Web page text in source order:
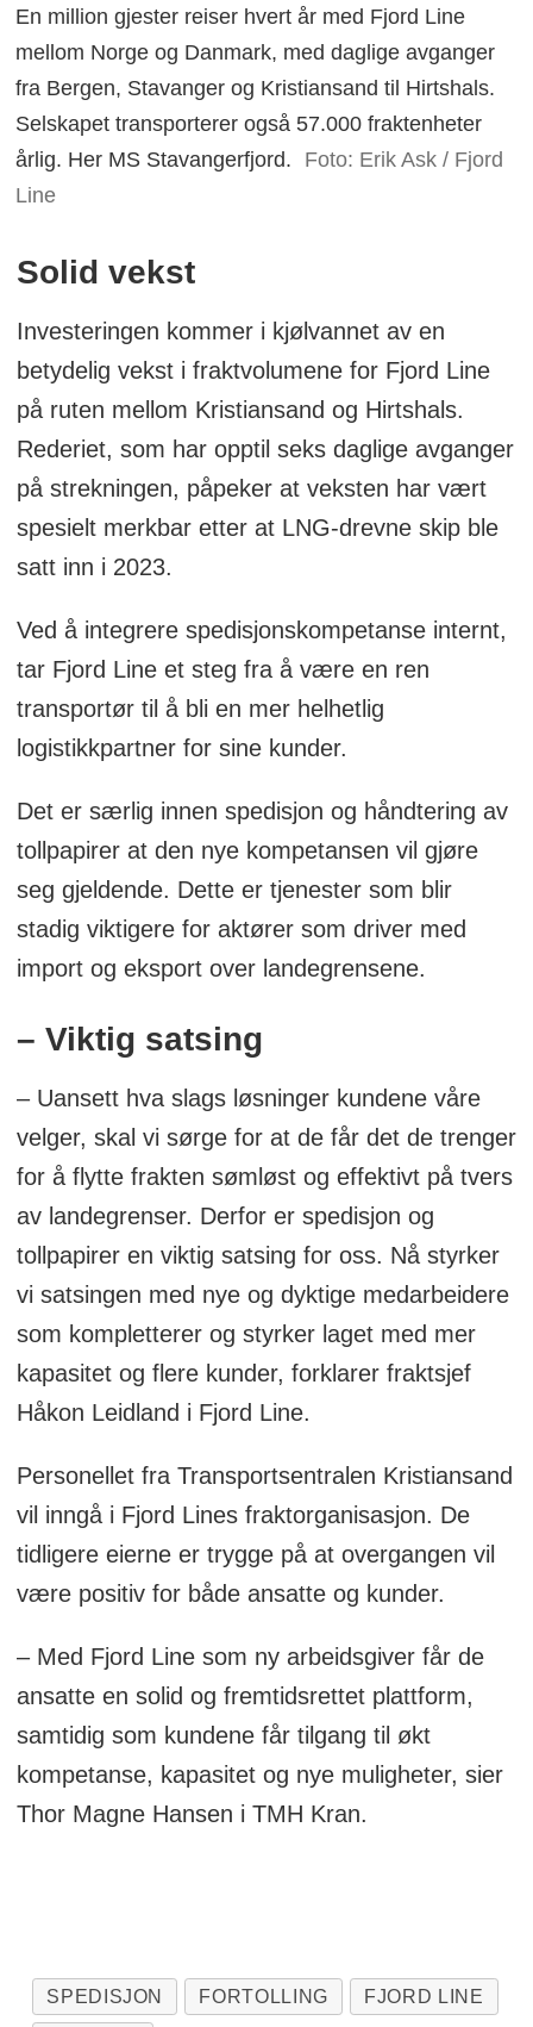
En million gjester reiser hvert år med Fjord Line
mellom Norge og Danmark, med daglige avganger
fra Bergen, Stavanger og Kristiansand til Hirtshals.
Selskapet transporterer også 57.000 fraktenheter
årlig. Her MS Stavangerfjord.
Foto: Erik Ask / Fjord
Line
Solid vekst
Investeringen kommer i kjølvannet av en
betydelig vekst i fraktvolumene for Fjord Line
på ruten mellom Kristiansand og Hirtshals.
Rederiet, som har opptil seks daglige avganger
på strekningen, påpeker at veksten har vært
spesielt merkbar etter at LNG-drevne skip ble
satt inn i 2023.
Ved å integrere spedisjonskompetanse internt,
tar Fjord Line et steg fra å være en ren
transportør til å bli en mer helhetlig
logistikkpartner for sine kunder.
Det er særlig innen spedisjon og håndtering av
tollpapirer at den nye kompetansen vil gjøre
seg gjeldende. Dette er tjenester som blir
stadig viktigere for aktører som driver med
import og eksport over landegrensene.
– Viktig satsing
– Uansett hva slags løsninger kundene våre
velger, skal vi sørge for at de får det de trenger
for å flytte frakten sømløst og effektivt på tvers
av landegrenser. Derfor er spedisjon og
tollpapirer en viktig satsing for oss. Nå styrker
vi satsingen med nye og dyktige medarbeidere
som kompletterer og styrker laget med mer
kapasitet og flere kunder, forklarer fraktsjef
Håkon Leidland i Fjord Line.
Personellet fra Transportsentralen Kristiansand
vil inngå i Fjord Lines fraktorganisasjon. De
tidligere eierne er trygge på at overgangen vil
være positiv for både ansatte og kunder.
– Med Fjord Line som ny arbeidsgiver får de
ansatte en solid og fremtidsrettet plattform,
samtidig som kundene får tilgang til økt
kompetanse, kapasitet og nye muligheter, sier
Thor Magne Hansen i TMH Kran.
SPEDISJON FORTOLLING FJORD LINE